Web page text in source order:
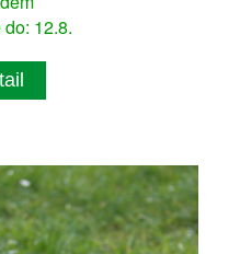
12.8.